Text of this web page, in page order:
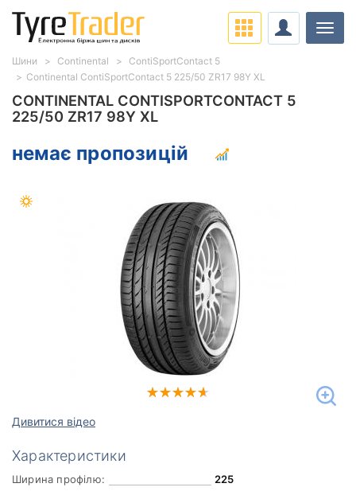
CONTINENTAL CONTISPORTCONTACT 5
225/50 ZR17 98Y XL
немає пропозицій
Дивитися відео
Характеристики
Ширина профілю:
225
Шини Continental
ContiSportContact 5
Continental ContiSportContact 5 225/50 ZR17 98Y XL